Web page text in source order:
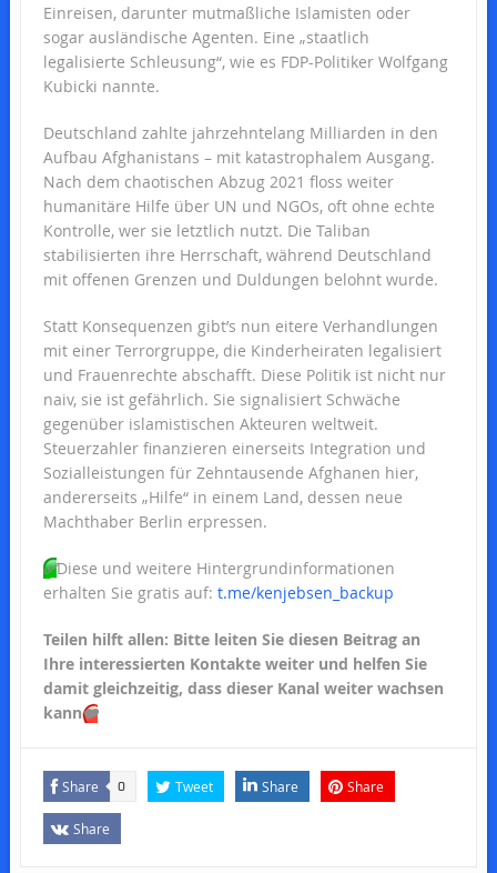
Einreisen, darunter mutmaßliche Islamisten oder
sogar ausländische Agenten. Eine „staatlich
legalisierte Schleusung“, wie es FDP-Politiker Wolfgang
Kubicki nannte.
Deutschland zahlte jahrzehntelang Milliarden in den
Aufbau Afghanistans – mit katastrophalem Ausgang.
Nach dem chaotischen Abzug 2021 floss weiter
humanitäre Hilfe über UN und NGOs, oft ohne echte
Kontrolle, wer sie letztlich nutzt. Die Taliban
stabilisierten ihre Herrschaft, während Deutschland
mit offenen Grenzen und Duldungen belohnt wurde.
Statt Konsequenzen gibt’s nun eitere Verhandlungen
mit einer Terrorgruppe, die Kinderheiraten legalisiert
und Frauenrechte abschafft. Diese Politik ist nicht nur
naiv, sie ist gefährlich. Sie signalisiert Schwäche
gegenüber islamistischen Akteuren weltweit.
Steuerzahler finanzieren einerseits Integration und
Sozialleistungen für Zehntausende Afghanen hier,
andererseits „Hilfe“ in einem Land, dessen neue
Machthaber Berlin erpressen.
✅Diese und weitere Hintergrundinformationen
erhalten Sie gratis auf: t.me/kenjebsen_backup
Teilen hilft allen: Bitte leiten Sie diesen Beitrag an
Ihre interessierten Kontakte weiter und helfen Sie
damit gleichzeitig, dass dieser Kanal weiter wachsen
kann❤️
Share 0 Tweet Share Share
Share